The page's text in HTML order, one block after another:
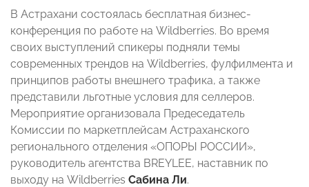
В Астрахани состоялась бесплатная бизнес-
конференция по работе на Wildberries. Во время
своих выступлений спикеры подняли темы
современных трендов на Wildberries, фулфилмента и
принципов работы внешнего трафика, а также
представили льготные условия для селлеров.
Мероприятие организовала Предеседатель
Комиссии по маркетплейсам Астраханского
регионального отделения «ОПОРЫ РОССИИ»,
руководитель агентства BREYLEE, наставник по
выходу на Wildberries Сабина Ли.